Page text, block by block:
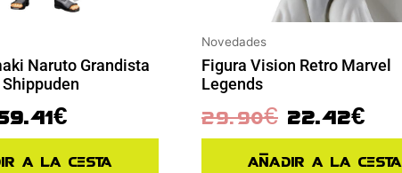
Naruto Grandista
€
a la cesta
Novedades
Figura Vision Retro Marvel
Legends
29.90€ 22.42€
Añadir a la cesta